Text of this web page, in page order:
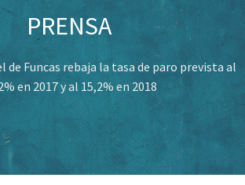
de Funcas rebaja la tasa de paro prevista al
en 2017 y al 15,2% en 2018